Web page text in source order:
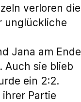
verloren die
unglückliche
Jana am Ende
Auch sie blieb
ein 2:2.
Partie